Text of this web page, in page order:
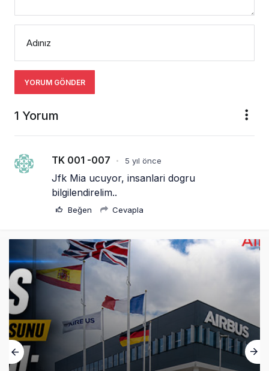
Adınız
YORUM GÖNDER
1 Yorum
TK 001 -007 • 5 yıl önce
Jfk Mia ucuyor, insanlari dogru
bilgilendirelim..
Beğen Cevapla